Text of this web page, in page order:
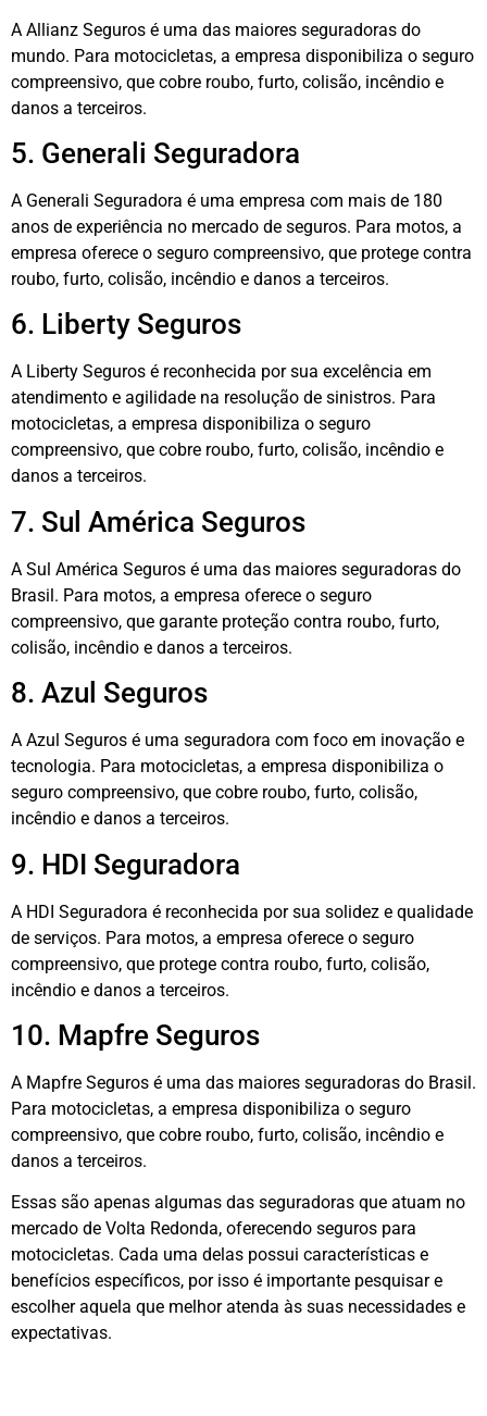
A Allianz Seguros é uma das maiores seguradoras do
mundo. Para motocicletas, a empresa disponibiliza o seguro
compreensivo, que cobre roubo, furto, colisão, incêndio e
danos a terceiros.
5. Generali Seguradora
A Generali Seguradora é uma empresa com mais de 180
anos de experiência no mercado de seguros. Para motos, a
empresa oferece o seguro compreensivo, que protege contra
roubo, furto, colisão, incêndio e danos a terceiros.
6. Liberty Seguros
A Liberty Seguros é reconhecida por sua excelência em
atendimento e agilidade na resolução de sinistros. Para
motocicletas, a empresa disponibiliza o seguro
compreensivo, que cobre roubo, furto, colisão, incêndio e
danos a terceiros.
7. Sul América Seguros
A Sul América Seguros é uma das maiores seguradoras do
Brasil. Para motos, a empresa oferece o seguro
compreensivo, que garante proteção contra roubo, furto,
colisão, incêndio e danos a terceiros.
8. Azul Seguros
A Azul Seguros é uma seguradora com foco em inovação e
tecnologia. Para motocicletas, a empresa disponibiliza o
seguro compreensivo, que cobre roubo, furto, colisão,
incêndio e danos a terceiros.
9. HDI Seguradora
A HDI Seguradora é reconhecida por sua solidez e qualidade
de serviços. Para motos, a empresa oferece o seguro
compreensivo, que protege contra roubo, furto, colisão,
incêndio e danos a terceiros.
10. Mapfre Seguros
A Mapfre Seguros é uma das maiores seguradoras do Brasil.
Para motocicletas, a empresa disponibiliza o seguro
compreensivo, que cobre roubo, furto, colisão, incêndio e
danos a terceiros.
Essas são apenas algumas das seguradoras que atuam no
mercado de Volta Redonda, oferecendo seguros para
motocicletas. Cada uma delas possui características e
benefícios específicos, por isso é importante pesquisar e
escolher aquela que melhor atenda às suas necessidades e
expectativas.